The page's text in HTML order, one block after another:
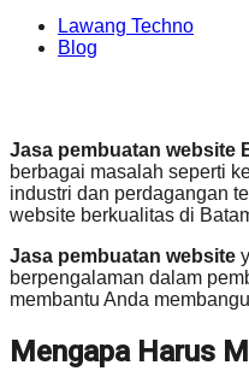
Lawang Techno
Blog
Jasa pembuatan website
berbagai masalah seperti
industri dan perdagangan
website berkualitas di
Jasa pembuatan website
berpengalaman dalam
membantu Anda
Mengapa Harus